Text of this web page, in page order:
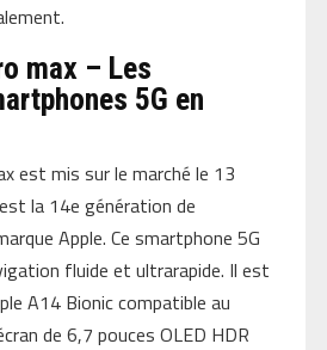
max – Les
5G en
est mis sur le marché le 13
la 14e génération de
Apple. Ce smartphone 5G
fluide et ultrarapide. Il est
A14 Bionic compatible au
de 6,7 pouces OLED HDR